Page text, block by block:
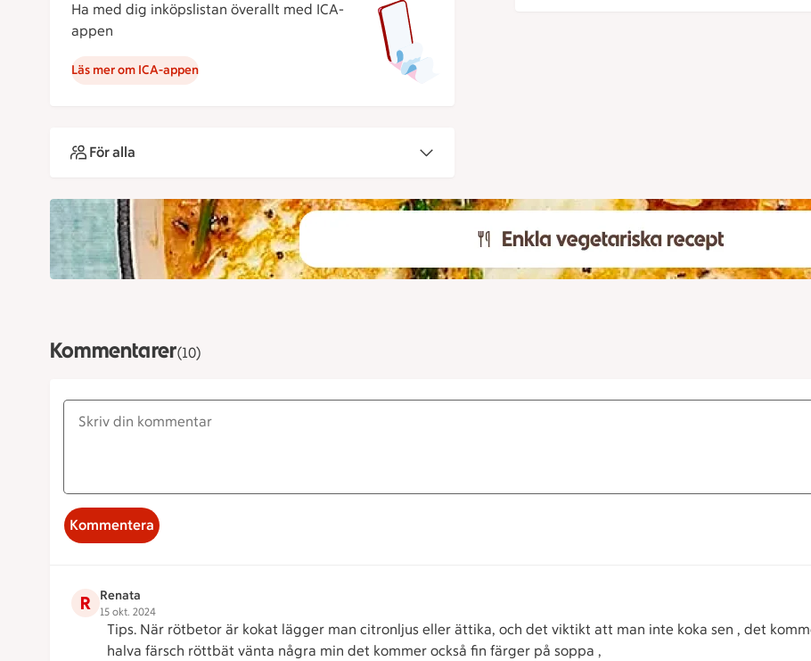
Ha med dig inköpslistan överallt med ICA-
appen
Läs mer om ICA-appen
För alla
Kommentarer(10)
Kommentera
R Renata
15 okt. 2024
Tips. När rötbetor är kokat lägger man citronljus eller ättika, och det viktikt att man inte koka sen , det
halva färsch röttbät vänta några min det kommer också fin färger på soppa ,